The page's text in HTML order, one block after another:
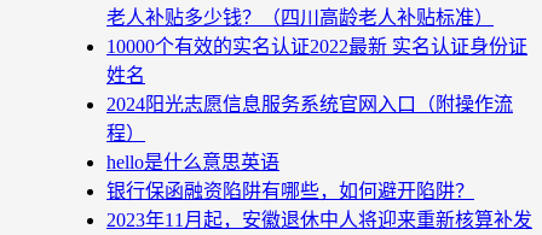
老人补贴多少钱？（四川高龄老人补贴标准）
10000个有效的实名认证2022最新 实名认证身份证
姓名
2024阳光志愿信息服务系统官网入口（附操作流
程）
hello是什么意思英语
银行保函融资陷阱有哪些，如何避开陷阱？
2023年11月起，安徽退休中人将迎来重新核算补发